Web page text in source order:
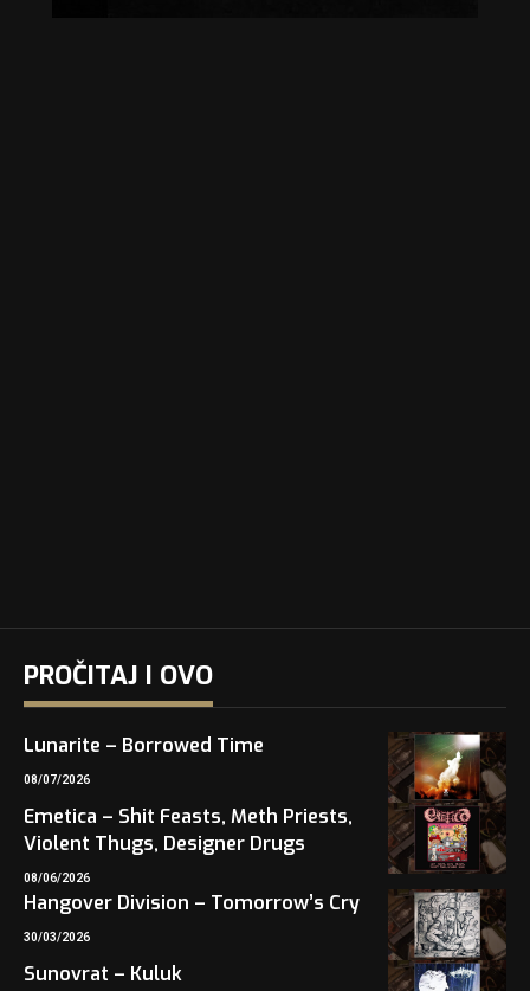
PROČITAJ I OVO
Lunarite – Borrowed Time
08/07/2026
Emetica – Shit Feasts, Meth Priests,
Violent Thugs, Designer Drugs
08/06/2026
Hangover Division – Tomorrow’s Cry
30/03/2026
Sunovrat – Kuluk